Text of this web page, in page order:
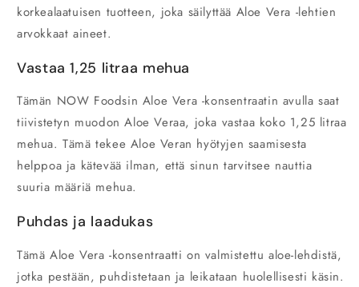
korkealaatuisen tuotteen, joka säilyttää Aloe Vera -lehtien
arvokkaat aineet.
Vastaa 1,25 litraa mehua
Tämän NOW Foodsin Aloe Vera -konsentraatin avulla saat
tiivistetyn muodon Aloe Veraa, joka vastaa koko 1,25 litraa
mehua. Tämä tekee Aloe Veran hyötyjen saamisesta
helppoa ja kätevää ilman, että sinun tarvitsee nauttia
suuria määriä mehua.
Puhdas ja laadukas
Tämä Aloe Vera -konsentraatti on valmistettu aloe-lehdistä,
jotka pestään, puhdistetaan ja leikataan huolellisesti käsin.